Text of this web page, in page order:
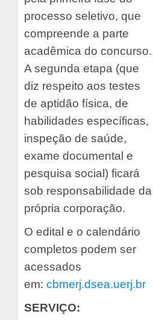
processo seletivo, que
compreende a parte
acadêmica do concurso.
A segunda etapa (que
diz respeito aos testes
de aptidão física, de
habilidades específicas,
inspeção de saúde,
exame documental e
pesquisa social) ficará
sob responsabilidade da
própria corporação.
O edital e o calendário
completos podem ser
acessados
em: cbmerj.dsea.uerj.br
SERVIÇO: